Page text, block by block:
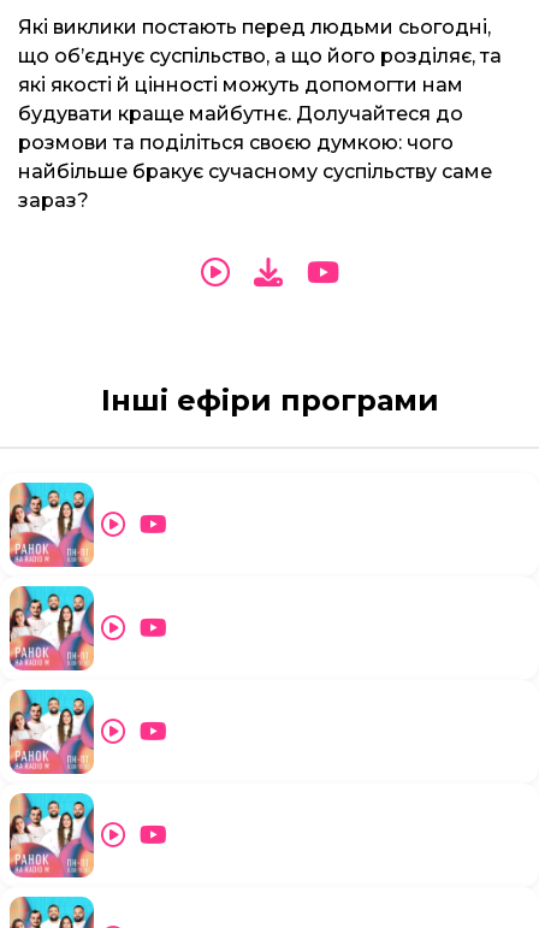
Які виклики постають перед людьми сьогодні,
що об’єднує суспільство, а що його розділяє, та
які якості й цінності можуть допомогти нам
будувати краще майбутнє. Долучайтеся до
розмови та поділіться своєю думкою: чого
найбільше бракує сучасному суспільству саме
зараз?
Інші ефіри програми